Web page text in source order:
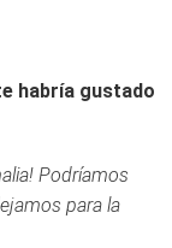
habría gustado
Podríamos
para la